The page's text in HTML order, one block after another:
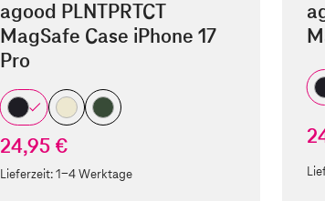
agood PLNTPRTCT
MagSafe Case iPhone 17
Pro
24,95 €
Lieferzeit:1-4 Werktage